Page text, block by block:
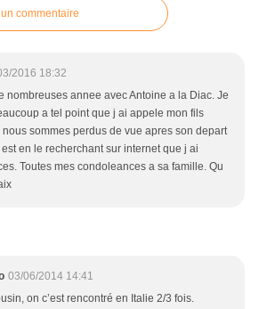
commentaire
2016 18:32
nombreuses annee avec Antoine a la Diac. Je
a tel point que j ai appele mon fils
sommes perdus de vue apres son depart
en le recherchant sur internet que j ai
Toutes mes condoleances a sa famille. Qu
03/06/2014 14:41
on c’est rencontré en Italie 2/3 fois.